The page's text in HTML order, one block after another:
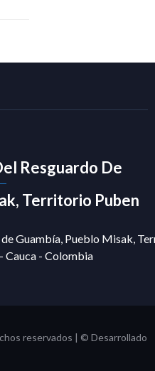
Resguardo De
Territorio Puben
Guambía, Pueblo Misak,
- Cauca - Colombia
reservados | © Desarrollado